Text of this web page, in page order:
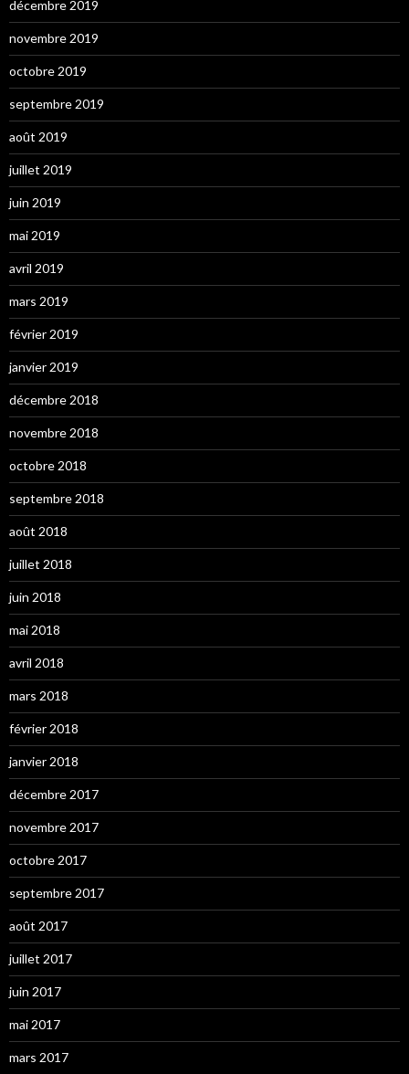
décembre 2019
novembre 2019
octobre 2019
septembre 2019
août 2019
juillet 2019
juin 2019
mai 2019
avril 2019
mars 2019
février 2019
janvier 2019
décembre 2018
novembre 2018
octobre 2018
septembre 2018
août 2018
juillet 2018
juin 2018
mai 2018
avril 2018
mars 2018
février 2018
janvier 2018
décembre 2017
novembre 2017
octobre 2017
septembre 2017
août 2017
juillet 2017
juin 2017
mai 2017
mars 2017